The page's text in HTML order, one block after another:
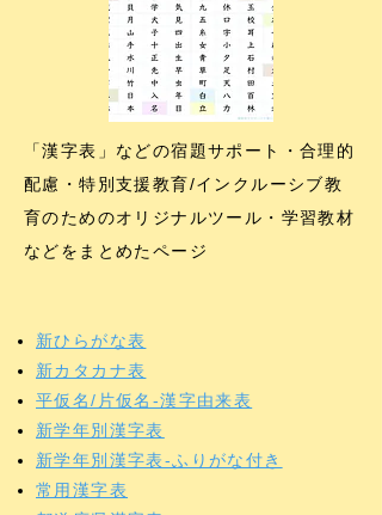
「漢字表」などの宿題サポート​・合理的
配慮・特別支援教育/インクルーシブ教
育のためのオリジナルツール・学習教材
などをまとめたページ
新ひらがな表
新カタカナ表
平仮名/片仮名-漢字由来表
新学年別漢字表
新学年別漢字表-ふりがな付き
常用漢字表